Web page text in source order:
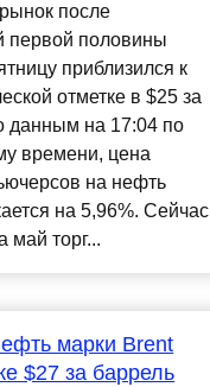
после
первой половины
приблизился к
отметке в $25 за
данным на 17:04 по
времени, цена
на нефть
на 5,96%. Сейчас
май торг...
марки Brent
$27 за баррель